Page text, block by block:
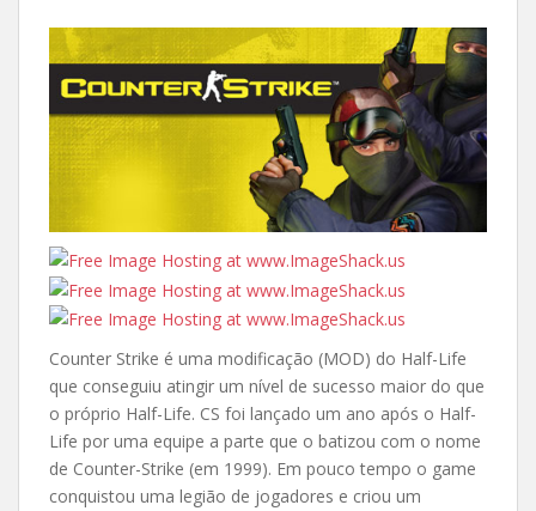
Counter Strike é uma modificação (MOD) do Half-Life
que conseguiu atingir um nível de sucesso maior do que
o próprio Half-Life. CS foi lançado um ano após o Half-
Life por uma equipe a parte que o batizou com o nome
de Counter-Strike (em 1999). Em pouco tempo o game
conquistou uma legião de jogadores e criou um